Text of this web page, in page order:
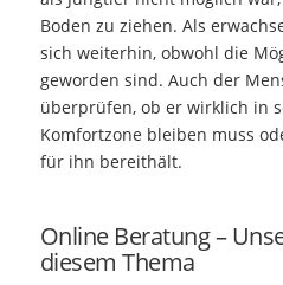
Boden zu ziehen. Als
sich weiterhin, obwohl die
geworden sind. Auch der
überprüfen, ob er wirklich in
Komfortzone bleiben muss
für ihn bereithält.
Online Beratung –
diesem Thema